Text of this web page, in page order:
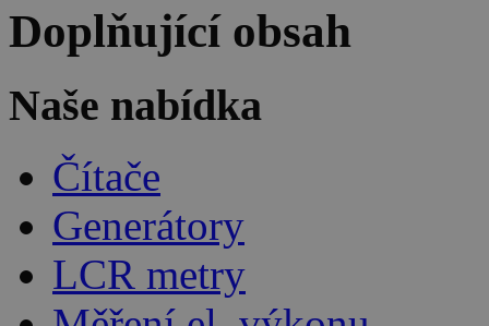
Doplňující obsah
Naše nabídka
Čítače
Generátory
LCR metry